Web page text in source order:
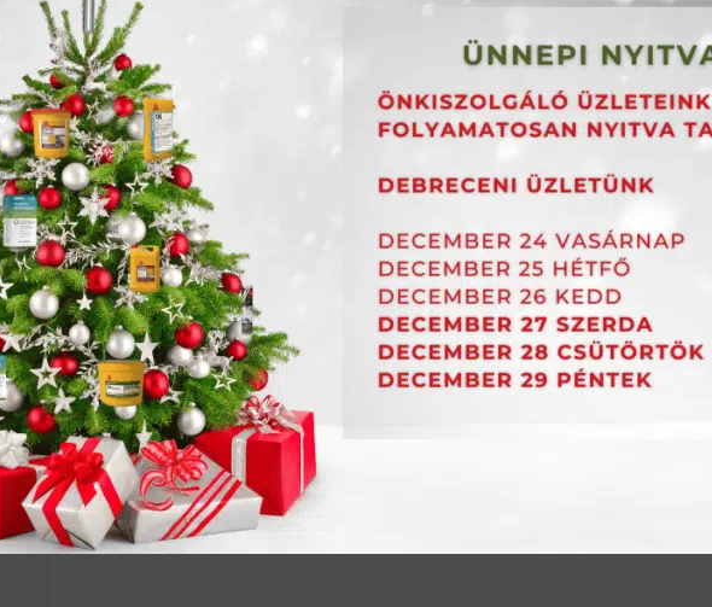
flexibilis nagy színválaszték egyszerű
Poralakú, élelmiszerbarát, víz- és fagyálló, finom szemszerkezetű,
fugázóhabarcs. Egyenletesen húzható és könnyen bedolgozható a
alacsony vízfelvétele megakadályozza a foltképződést.
Kül- és beltérben 0,5 – 7 mm fugaszélességig. Víz- és
Alkalmas kerámiacsempékhez, burkolólapokhoz, mozaikokhoz,
helyiségekben is alkalmazható. Falra és padlóra, valamint teraszra
Anyagszükséglet
kb. 0,2 – 0,9 kg/m² csempe- és fugamérettől függően
Műszaki adatlap Biztonsági adatlap